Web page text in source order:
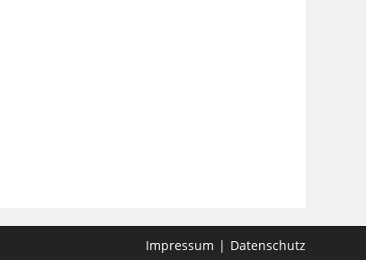
Impressum Datenschutz